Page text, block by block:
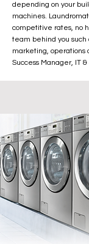
depending on your
machines.
competitive rates, no
team behind you such
marketing, operations
Success Manager, IT